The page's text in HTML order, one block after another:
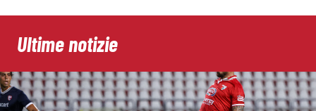
Ultime notizie